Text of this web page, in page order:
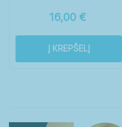
16,00 €
Į KREPŠELĮ